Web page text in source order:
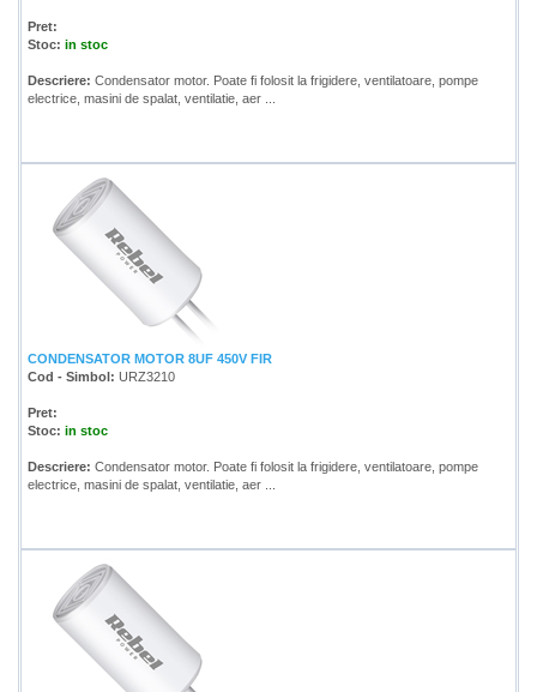
Pret:
Stoc: in stoc
Descriere: Condensator motor. Poate fi folosit la frigidere, ventilatoare, pompe
electrice, masini de spalat, ventilatie, aer ...
CONDENSATOR MOTOR 8UF 450V FIR
Cod - Simbol: URZ3210
Pret:
Stoc: in stoc
Descriere: Condensator motor. Poate fi folosit la frigidere, ventilatoare, pompe
electrice, masini de spalat, ventilatie, aer ...